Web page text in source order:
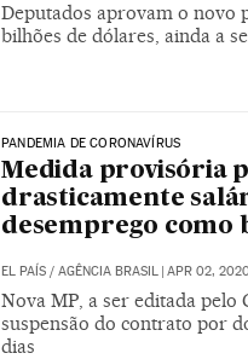
Deputados aprovam o novo
bilhões de dólares, ainda a
PANDEMIA DE CORONAVÍRUS
Medida provisória
drasticamente
desemprego como
EL PAÍS/ AGÊNCIA BRASIL | APR 02,
Nova MP, a ser editada
suspensão do contrato por
dias